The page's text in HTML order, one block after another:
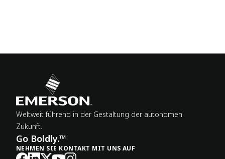
Weltweit führend in der Gestaltung der autonomen
Zukunft.
Go Boldly.™
NEHMEN SIE KONTAKT MIT UNS AUF